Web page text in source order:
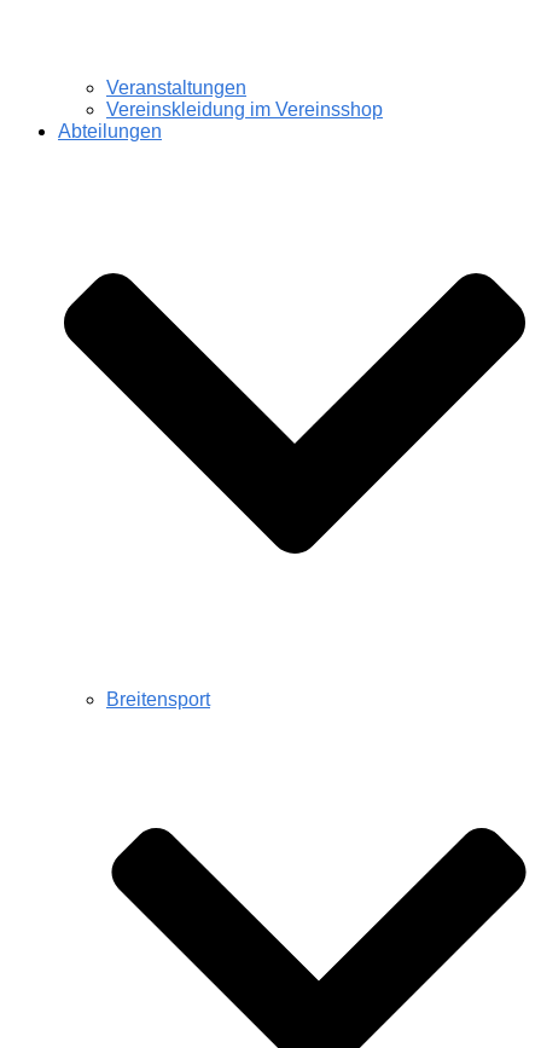
Veranstaltungen
Vereinskleidung im Vereinsshop
Abteilungen
Breitensport